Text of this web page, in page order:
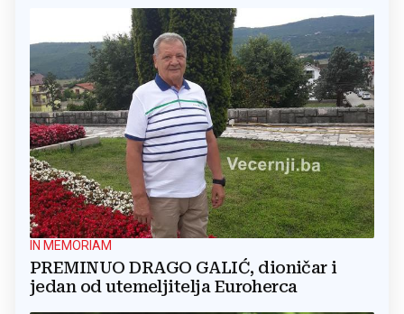
IN MEMORIAM
PREMINUO DRAGO GALIĆ, dioničar i
jedan od utemeljitelja Euroherca